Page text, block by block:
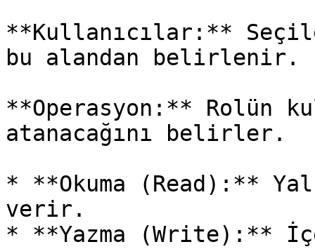
**Kullanıcılar:**
bu alandan belirlenir.
**Operasyon:** Rolün
atanacağını belirler.
* **Okuma (Read):**
verir.
* **Yazma (Write):**